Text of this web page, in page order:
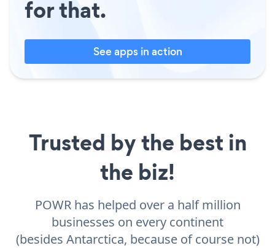
for that.
See apps in action
Trusted by the best in
the biz!
POWR has helped over a half million
businesses on every continent
(besides Antarctica, because of course not)